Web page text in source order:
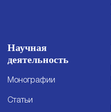
Научная
деятельность
Монографии
Статьи